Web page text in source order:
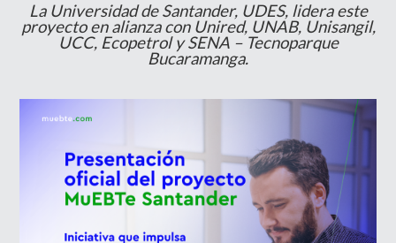
La Universidad de Santander, UDES, lidera este
proyecto en alianza con Unired, UNAB, Unisangil,
UCC, Ecopetrol y SENA – Tecnoparque
Bucaramanga.